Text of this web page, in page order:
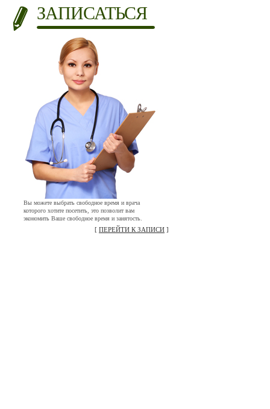
ЗАПИСАТЬСЯ
Вы можете выбрать свободное время и врача
которого хотите посетить, это позволит вам
экономить Ваше свободное время и занятость.
[ ПЕРЕЙТИ К ЗАПИСИ ]